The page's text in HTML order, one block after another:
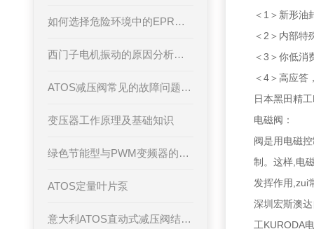
＜1＞新形
＜2＞内部
＜3＞你低
＜4＞高应答
日本黑田精
电磁阀：
阀是用电磁
制。这样,电
发挥作用,zui
深圳宏斯澳
工KURODA
如何选择危险环境中的EPRO传感器
西门子电机振动的原因分析和解决措施
ATOS减压阀常见的故障问题及排除方法
变压器工作原理及基础知识
绿色节能型与PWM变频器的区别
ATOS定量叶片泵
意大利ATOS直动式减压阀结构原理